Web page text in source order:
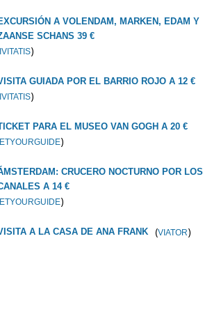
A VOLENDAM, MARKEN, EDAM Y
SCHANS 39 €
)
GUIADA POR EL BARRIO ROJO A 12 €
)
PARA EL MUSEO VAN GOGH A 20 €
)
CRUCERO NOCTURNO POR LOS
A 14 €
)
A LA CASA DE ANA FRANK (VIATOR)